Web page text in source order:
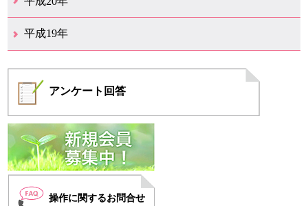
12月（6）
11月（4）
10月（6）
9月（4）
8月（1）
7月（6）
6月（1）
5月（1）
4月（1）
3月（2）
2月（4）
1月（2）
平成19年
アンケート 回答
操作に関するお問合せ